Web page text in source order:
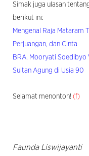
Simak juga ulasan
berikut ini:
Mengenal Raja Mataram
Perjuangan, dan Cinta
BRA. Mooryati Soedibyo
Sultan Agung di Usia 90
Selamat menonton! (f)
Faunda Liswijayanti